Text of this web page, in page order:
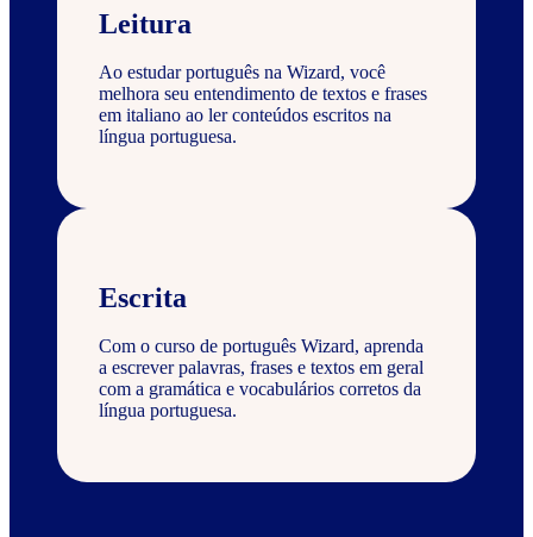
Leitura
Ao estudar português na Wizard, você
melhora seu entendimento de textos e frases
em italiano ao ler conteúdos escritos na
língua portuguesa.
Escrita
Com o curso de português Wizard, aprenda
a escrever palavras, frases e textos em geral
com a gramática e vocabulários corretos da
língua portuguesa.